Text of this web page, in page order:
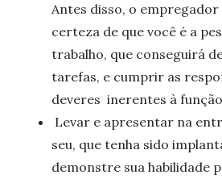
Antes disso, o
certeza de que você é a
trabalho, que conseguirá
tarefas, e cumprir as
deveres inerentes à
Levar e apresentar na
seu, que tenha sido
demonstre sua habilidade